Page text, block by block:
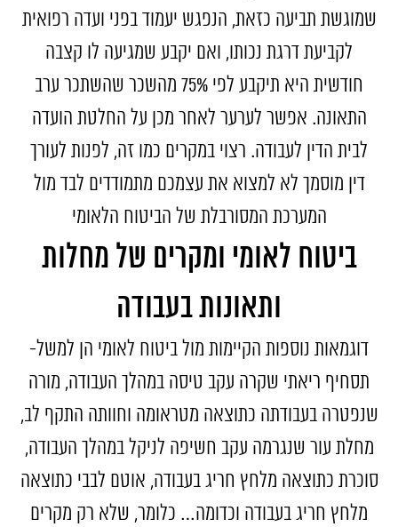
שמוגשת תביעה כזאת, הנפגש יעמוד בפני ועדה רפואית
לקביעת דרגת נכותו, ואם יקבע שמגיעה לו קצבה
חודשית היא תיקבע לפי 75% מהשכר שהשתכר ערב
התאונה. אפשר לערער לאחר מכן על החלטת הועדה
לבית הדין לעבודה. רצוי במקרים כמו זה, לפנות לעורך
דין מוסמך לא למצוא את עצמכם מתמודדים לבד מול
המערכת המסורבלת של הביטוח הלאומי
ביטוח לאומי ומקרים של מחלות
ותאונות בעבודה
דוגמאות נוספות הקיימות מול ביטוח לאומי הן למשל-
תסחיף ריאתי שקרה עקב טיסה במהלך העבודה, מורה
שנפטרה בעבודתה כתוצאה מטראומה וחוותה התקף לב,
מחלת עור שנגרמה עקב חשיפה לניקל במהלך העבודה,
סוכרת כתוצאה מלחץ חריג בעבודה, אוטם לבבי כתוצאה
מלחץ חריג בעבודה וכדומה… כלומר, שלא רק מקרים